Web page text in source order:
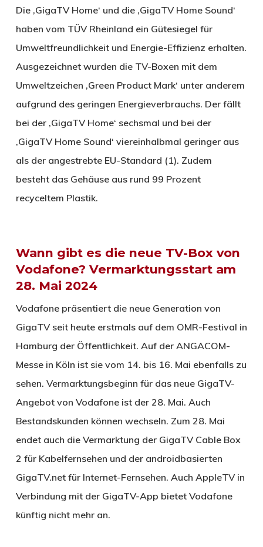
Die ‚GigaTV Home‘ und die ‚GigaTV Home Sound‘
haben vom TÜV Rheinland ein Gütesiegel für
Umweltfreundlichkeit und Energie-Effizienz erhalten.
Ausgezeichnet wurden die TV-Boxen mit dem
Umweltzeichen ‚Green Product Mark‘ unter anderem
aufgrund des geringen Energieverbrauchs. Der fällt
bei der ‚GigaTV Home‘ sechsmal und bei der
‚GigaTV Home Sound‘ viereinhalbmal geringer aus
als der angestrebte EU-Standard (1). Zudem
besteht das Gehäuse aus rund 99 Prozent
recyceltem Plastik.
Wann gibt es die neue TV-Box von
Vodafone? Vermarktungsstart am
28. Mai 2024
Vodafone präsentiert die neue Generation von
GigaTV seit heute erstmals auf dem OMR-Festival in
Hamburg der Öffentlichkeit. Auf der ANGACOM-
Messe in Köln ist sie vom 14. bis 16. Mai ebenfalls zu
sehen. Vermarktungsbeginn für das neue GigaTV-
Angebot von Vodafone ist der 28. Mai. Auch
Bestandskunden können wechseln. Zum 28. Mai
endet auch die Vermarktung der GigaTV Cable Box
2 für Kabelfernsehen und der androidbasierten
GigaTV.net für Internet-Fernsehen. Auch AppleTV in
Verbindung mit der GigaTV-App bietet Vodafone
künftig nicht mehr an.